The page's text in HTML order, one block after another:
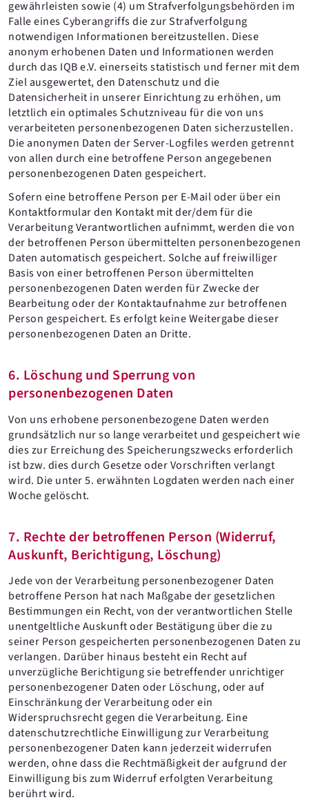
gewährleisten sowie (4) um Strafverfolgungsbehörden im
Falle eines Cyberangriffs die zur Strafverfolgung
notwendigen Informationen bereitzustellen. Diese
anonym erhobenen Daten und Informationen werden
durch das IQB e.V. einerseits statistisch und ferner mit dem
Ziel ausgewertet, den Datenschutz und die
Datensicherheit in unserer Einrichtung zu erhöhen, um
letztlich ein optimales Schutzniveau für die von uns
verarbeiteten personenbezogenen Daten sicherzustellen.
Die anonymen Daten der Server-Logfiles werden getrennt
von allen durch eine betroffene Person angegebenen
personenbezogenen Daten gespeichert.
Sofern eine betroffene Person per E-Mail oder über ein
Kontaktformular den Kontakt mit der/dem für die
Verarbeitung Verantwortlichen aufnimmt, werden die von
der betroffenen Person übermittelten personenbezogenen
Daten automatisch gespeichert. Solche auf freiwilliger
Basis von einer betroffenen Person übermittelten
personenbezogenen Daten werden für Zwecke der
Bearbeitung oder der Kontaktaufnahme zur betroffenen
Person gespeichert. Es erfolgt keine Weitergabe dieser
personenbezogenen Daten an Dritte.
6. Löschung und Sperrung von
personenbezogenen Daten
Von uns erhobene personenbezogene Daten werden
grundsätzlich nur so lange verarbeitet und gespeichert wie
dies zur Erreichung des Speicherungszwecks erforderlich
ist bzw. dies durch Gesetze oder Vorschriften verlangt
wird. Die unter 5. erwähnten Logdaten werden nach einer
Woche gelöscht.
7. Rechte der betroffenen Person (Widerruf,
Auskunft, Berichtigung, Löschung)
Jede von der Verarbeitung personenbezogener Daten
betroffene Person hat nach Maßgabe der gesetzlichen
Bestimmungen ein Recht, von der verantwortlichen Stelle
unentgeltliche Auskunft oder Bestätigung über die zu
seiner Person gespeicherten personenbezogenen Daten zu
verlangen. Darüber hinaus besteht ein Recht auf
unverzügliche Berichtigung sie betreffender unrichtiger
personenbezogener Daten oder Löschung, oder auf
Einschränkung der Verarbeitung oder ein
Widerspruchsrecht gegen die Verarbeitung. Eine
datenschutzrechtliche Einwilligung zur Verarbeitung
personenbezogener Daten kann jederzeit widerrufen
werden, ohne dass die Rechtmäßigkeit der aufgrund der
Einwilligung bis zum Widerruf erfolgten Verarbeitung
berührt wird.